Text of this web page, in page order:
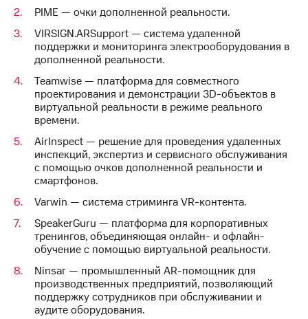
Дивиденды
Рынок
облигаций
Описание
Еврооблигации-2023
Уведомление
о
погашении
облигаций
Другое
Регистратор
Реквизиты
Контакты
развитие
деловая этика
На главную
PIME — очки дополненной реальности.
VIRSIGN.ARSupport — система удаленной
поддержки и мониторинга электрооборудования в
дополненной реальности.
Teamwise — платформа для совместного
проектирования и демонстрации 3D-объектов в
виртуальной реальности в режиме реального
времени.
AirInspect — решение для проведения удаленных
инспекций, экспертиз и сервисного обслуживания
с помощью очков дополненной реальности и
смартфонов.
Varwin — система стриминга VR-контента.
SpeakerGuru — платформа для корпоративных
тренингов, объединяющая онлайн- и офлайн-
обучение с помощью виртуальной реальности.
Ninsar — промышленный AR-помощник для
производственных предприятий, позволяющий
поддержку сотрудников при обслуживании и
аудите оборудования.